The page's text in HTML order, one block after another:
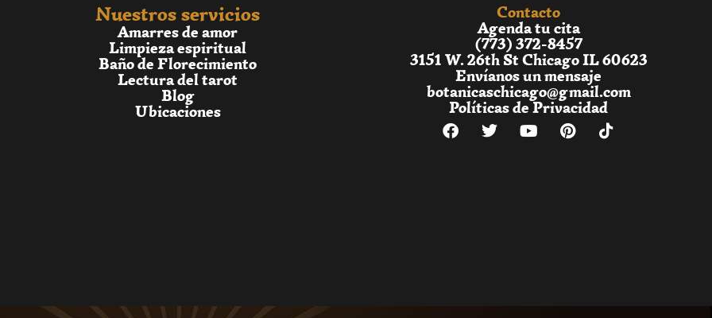
Nuestros servicios
Amarres de amor
Limpieza espiritual
Baño de Florecimiento
Lectura del tarot
Blog
Ubicaciones
Contacto
Agenda tu cita
(773) 372-8457
3151 W. 26th St Chicago IL 60623
Envíanos un mensaje
botanicaschicago@gmail.com
Políticas de Privacidad